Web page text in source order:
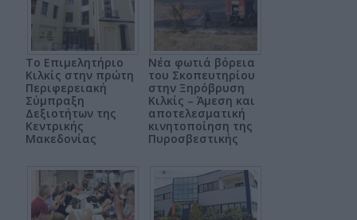
Το Επιμελητήριο
Κιλκίς στην πρώτη
Περιφερειακή
Σύμπραξη
Δεξιοτήτων της
Κεντρικής
Μακεδονίας
Νέα φωτιά βόρεια
του Σκοπευτηρίου
στην Ξηρόβρυση
Κιλκίς – Άμεση και
αποτελεσματική
κινητοποίηση της
Πυροσβεστικής